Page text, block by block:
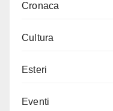
Cronaca
Cultura
Esteri
Eventi